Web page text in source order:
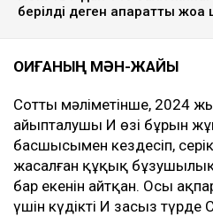
берілді деген ақпаратты
ОҚИҒАНЫҢ МӘН-ЖАЙЫ
Соттың мәліметінше, 2024
айыпталушы И өзі бұрын
басшысымен кездесіп,
жасалған құқық
бар екенін айтқан. Осы
үшін күдікті И заңсыз